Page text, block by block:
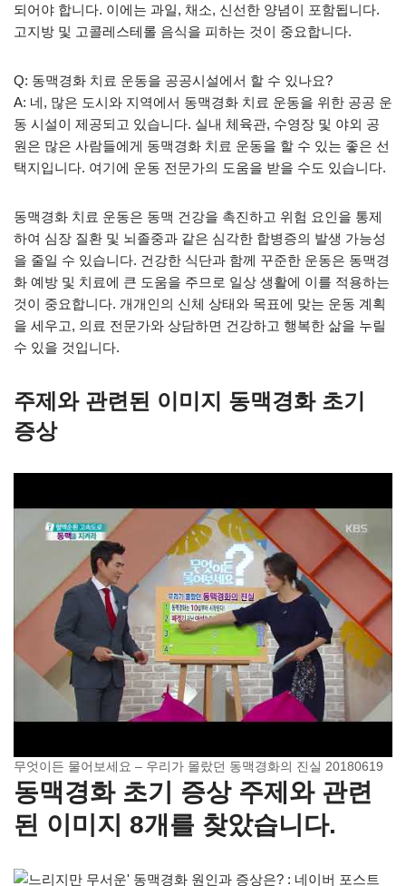
되어야 합니다. 이에는 과일, 채소, 신선한 양념이 포함됩니다.
고지방 및 고콜레스테롤 음식을 피하는 것이 중요합니다.
Q: 동맥경화 치료 운동을 공공시설에서 할 수 있나요?
A: 네, 많은 도시와 지역에서 동맥경화 치료 운동을 위한 공공 운
동 시설이 제공되고 있습니다. 실내 체육관, 수영장 및 야외 공
원은 많은 사람들에게 동맥경화 치료 운동을 할 수 있는 좋은 선
택지입니다. 여기에 운동 전문가의 도움을 받을 수도 있습니다.
동맥경화 치료 운동은 동맥 건강을 촉진하고 위험 요인을 통제
하여 심장 질환 및 뇌졸중과 같은 심각한 합병증의 발생 가능성
을 줄일 수 있습니다. 건강한 식단과 함께 꾸준한 운동은 동맥경
화 예방 및 치료에 큰 도움을 주므로 일상 생활에 이를 적용하는
것이 중요합니다. 개개인의 신체 상태와 목표에 맞는 운동 계획
을 세우고, 의료 전문가와 상담하면 건강하고 행복한 삶을 누릴
수 있을 것입니다.
주제와 관련된 이미지 동맥경화 초기
증상
무엇이든 물어보세요 – 우리가 몰랐던 동맥경화의 진실 20180619
동맥경화 초기 증상 주제와 관련
된 이미지 8개를 찾았습니다.